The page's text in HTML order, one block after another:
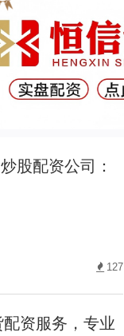
股配资公司：
127
资服务，专业